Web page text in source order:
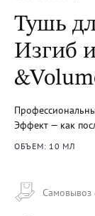
Тушь
Изгиб
Эффект — как
ОБЪЕМ: 10 МЛ
Самовывоз